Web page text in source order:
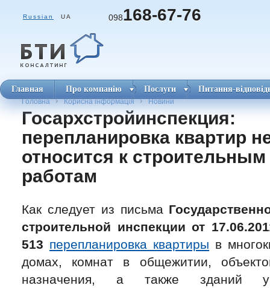
Russian UA 098168-67-76
Главная Про компанію Послуги Питання-
Головна Корисна інформація Новини
Госархстройинспекция:
перепланировка квартир
относится к строительным
работам
Как следует из письма
строительной инспекции от
513 перепланировка квартиры в
домах, комнат в общежитии,
назначения, а также зданий